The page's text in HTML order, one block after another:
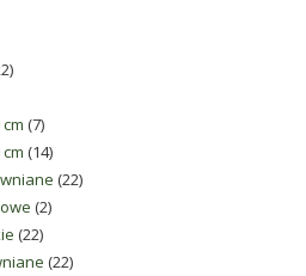
22
77
produktów
1414
produktów
2222
22
2222
produkty
2222